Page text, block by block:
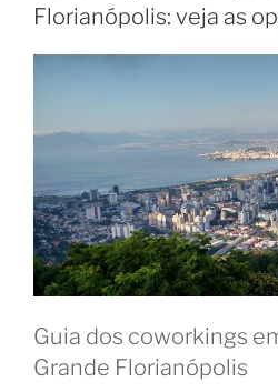
Florianópolis: veja as
Guia dos coworkings
Grande Florianópolis